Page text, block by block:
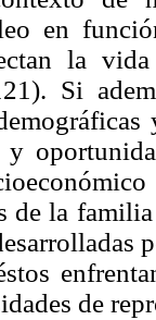
en
la
Si
y
de la
de